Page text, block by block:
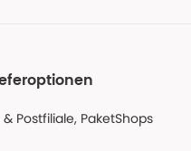
Postfiliale, PaketShops